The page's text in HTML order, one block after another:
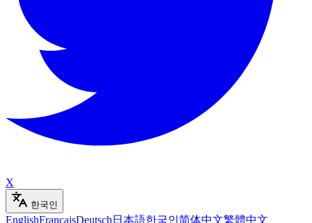
X
한국인
EnglishFrançaisDeutsch 日本語한국인简体中文繁體中文